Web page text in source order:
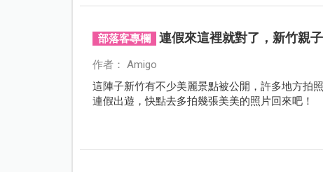
部落客專欄 連假來這裡就對了，新竹親
作者： Amigo
這陣子新竹有不少美麗景點被公開，許多地方拍
連假出遊，快點去多拍幾張美美的照片回來吧！